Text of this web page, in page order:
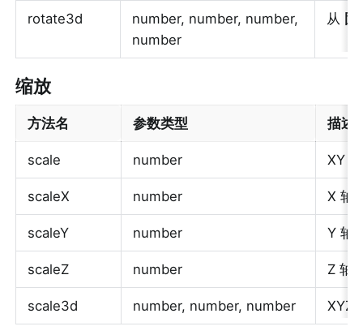
rotate3d
number, number, number,
number
从 固
缩放
方法名 参数类型 描述
scale number XY
scaleX number X 轴
scaleY number Y 轴
scaleZ number Z 轴
scale3d number, number, number XYZ